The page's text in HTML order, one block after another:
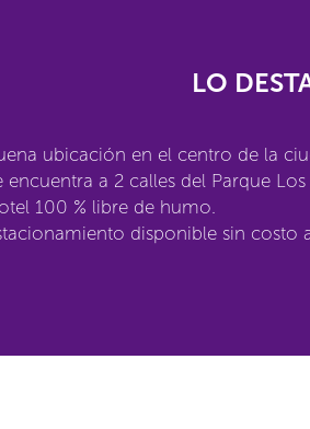
LO
ubicación en el centro de la
encuentra a 2 calles del Parque Los
100 % libre de humo.
disponible sin costo